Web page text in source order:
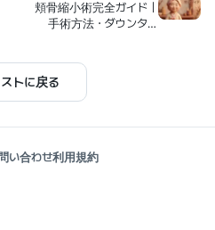
頬骨縮小術完全ガイド｜
手術方法・ダウンタイ
ストに戻る
い合わせ利用規約